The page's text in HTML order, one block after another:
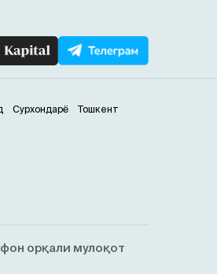
Сурхондарё Тошкент
орқали мулоқот